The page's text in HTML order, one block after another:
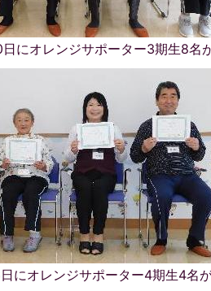
にオレンジサポーター3期生8名
にオレンジサポーター4期生4名が